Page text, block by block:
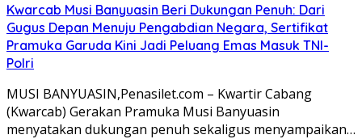
Kwarcab Musi Banyuasin Beri Dukungan Penuh: Dari
Gugus Depan Menuju Pengabdian Negara, Sertifikat
Pramuka Garuda Kini Jadi Peluang Emas Masuk TNI-
Polri
MUSI BANYUASIN,Penasilet.com – Kwartir Cabang
(Kwarcab) Gerakan Pramuka Musi Banyuasin
menyatakan dukungan penuh sekaligus menyampaikan…